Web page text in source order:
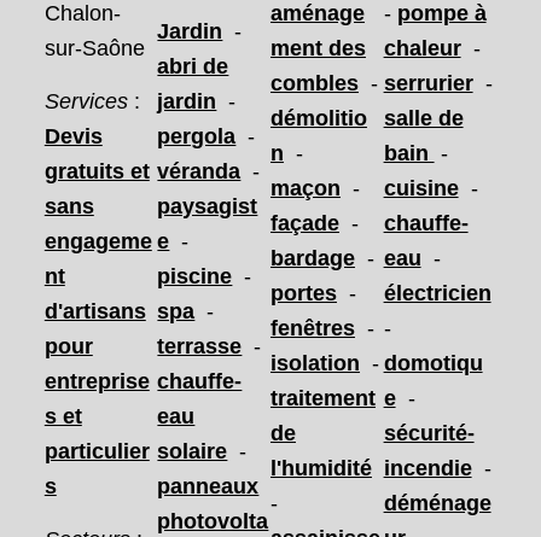
Chalon-
sur-Saône
Services:
Devis
gratuits et
sans
engageme
nt
d'artisans
pour
entreprise
s et
particulier
s
Jardin -
abri de
jardin -
pergola -
véranda -
paysagist
e -
piscine -
spa -
terrasse -
chauffe-
eau
solaire -
panneaux
photovolta
aménage
ment des
combles -
démolitio
n -
maçon -
façade -
bardage -
portes -
fenêtres -
isolation -
traitement
de
l'humidité
-
- pompe à
chaleur -
serrurier -
salle de
bain -
cuisine -
chauffe-
eau -
électricien
-
domotiqu
e -
sécurité-
incendie -
déménage